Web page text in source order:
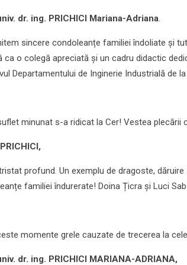
dr. ing. PRICHICI Mariana-Adriana.
sincere condoleanțe familiei îndoliate și
ca o colegă apreciată și un cadru didactic
Departamentului de Inginerie Industrială de
minunat s-a ridicat la Cer! Vestea plecării
profund. Un exemplu de dragoste,
familiei îndurerate! Doina Țicra și Luci
momente grele cauzate de trecerea la
dr. ing. PRICHICI MARIANA-ADRIANA,